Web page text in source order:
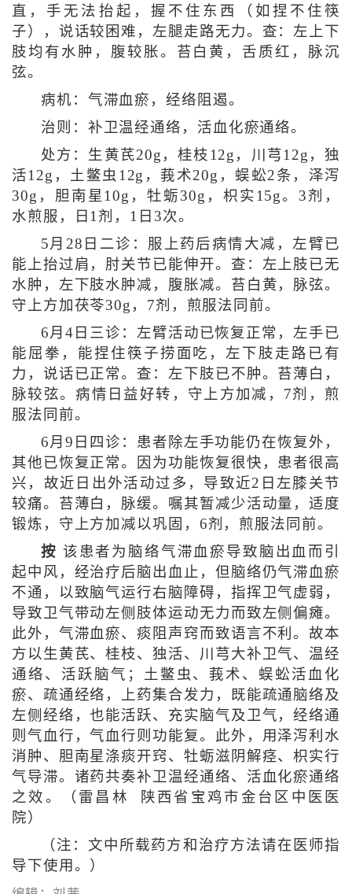
直，手无法抬起，握不住东西（如捏不住筷
子），说话较困难，左腿走路无力。查：左上下
肢均有水肿，腹较胀。苔白黄，舌质红，脉沉
弦。
病机：气滞血瘀，经络阻遏。
治则：补卫温经通络，活血化瘀通络。
处方：生黄芪20g，桂枝12g，川芎12g，独
活12g，土鳖虫12g，莪术20g，蜈蚣2条，泽泻
30g，胆南星10g，牡蛎30g，枳实15g。3剂，
水煎服，日1剂，1日3次。
5月28日二诊：服上药后病情大减，左臂已
能上抬过肩，肘关节已能伸开。查：左上肢已无
水肿，左下肢水肿减，腹胀减。苔白黄，脉弦。
守上方加茯苓30g，7剂，煎服法同前。
6月4日三诊：左臂活动已恢复正常，左手已
能屈拳，能捏住筷子捞面吃，左下肢走路已有
力，说话已正常。查：左下肢已不肿。苔薄白，
脉较弦。病情日益好转，守上方加减，7剂，煎
服法同前。
6月9日四诊：患者除左手功能仍在恢复外，
其他已恢复正常。因为功能恢复很快，患者很高
兴，故近日出外活动过多，导致近2日左膝关节
较痛。苔薄白，脉缓。嘱其暂减少活动量，适度
锻炼，守上方加减以巩固，6剂，煎服法同前。
按 该患者为脑络气滞血瘀导致脑出血而引
起中风，经治疗后脑出血止，但脑络仍气滞血瘀
不通，以致脑气运行右脑障碍，指挥卫气虚弱，
导致卫气带动左侧肢体运动无力而致左侧偏瘫。
此外，气滞血瘀、痰阻声窍而致语言不利。故本
方以生黄芪、桂枝、独活、川芎大补卫气、温经
通络、活跃脑气；土鳖虫、莪术、蜈蚣活血化
瘀、疏通经络，上药集合发力，既能疏通脑络及
左侧经络，也能活跃、充实脑气及卫气，经络通
则气血行，气血行则功能复。此外，用泽泻利水
消肿、胆南星涤痰开窍、牡蛎滋阴解痉、枳实行
气导滞。诸药共奏补卫温经通络、活血化瘀通络
之效。（雷昌林 陕西省宝鸡市金台区中医医
院）
（注：文中所载药方和治疗方法请在医师指
导下使用。）